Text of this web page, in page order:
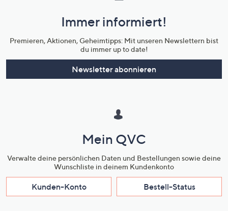
Unternehmensinformationen
Immer informiert!
Premieren, Aktionen, Geheimtipps: Mit unseren Newslettern bist
du immer up to date!
Newsletter abonnieren
Mein QVC
Verwalte deine persönlichen Daten und Bestellungen sowie deine
Wunschliste in deinem Kundenkonto
Kunden-Konto Bestell-Status